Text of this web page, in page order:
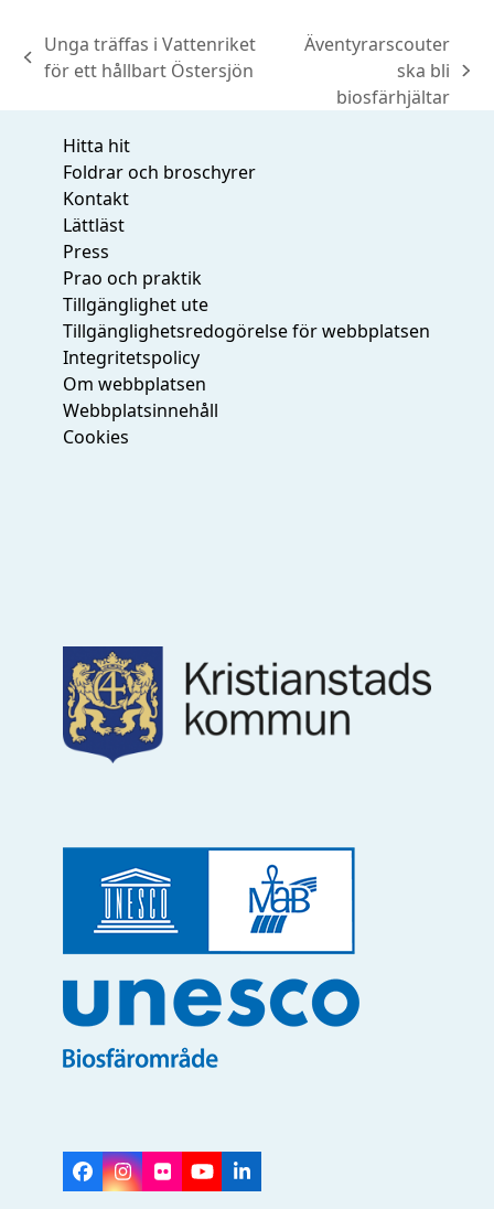
previous
Unga träffas i Vattenriket
för ett hållbart Östersjön
Äventyrarscouter
ska bli
biosfärhjältar
Hitta hit
Foldrar och broschyrer
Kontakt
Lättläst
Press
Prao och praktik
Tillgänglighet ute
Tillgänglighetsredogörelse för webbplatsen
Integritetspolicy
Om webbplatsen
Webbplatsinnehåll
Cookies
Facebook
Instagram
FlickrYouTubeLinkedIn